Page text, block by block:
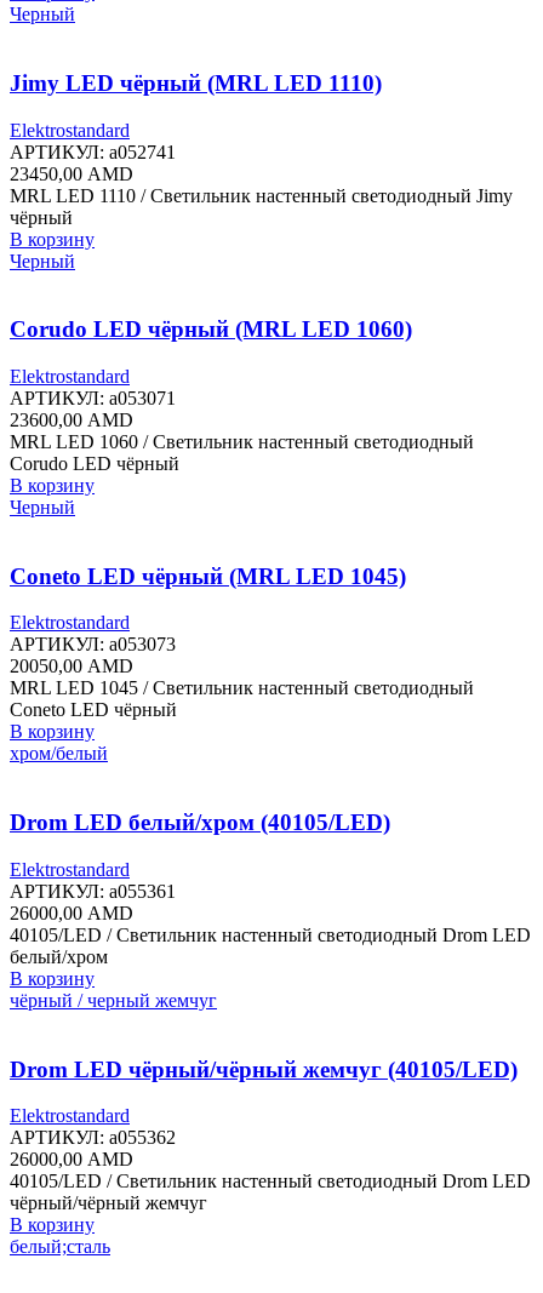
Черный
Jimy LED чёрный (MRL LED 1110)
Elektrostandard
АРТИКУЛ: a052741
23450,00 AMD
MRL LED 1110 / Светильник настенный светодиодный Jimy
чёрный
В корзину
Черный
Corudo LED чёрный (MRL LED 1060)
Elektrostandard
АРТИКУЛ: a053071
23600,00 AMD
MRL LED 1060 / Светильник настенный светодиодный
Corudo LED чёрный
В корзину
Черный
Coneto LED чёрный (MRL LED 1045)
Elektrostandard
АРТИКУЛ: a053073
20050,00 AMD
MRL LED 1045 / Светильник настенный светодиодный
Coneto LED чёрный
В корзину
хром/белый
Drom LED белый/хром (40105/LED)
Elektrostandard
АРТИКУЛ: a055361
26000,00 AMD
40105/LED / Светильник настенный светодиодный Drom LED
белый/хром
В корзину
чёрный / черный жемчуг
Drom LED чёрный/чёрный жемчуг (40105/LED)
Elektrostandard
АРТИКУЛ: a055362
26000,00 AMD
40105/LED / Светильник настенный светодиодный Drom LED
чёрный/чёрный жемчуг
В корзину
белый;сталь